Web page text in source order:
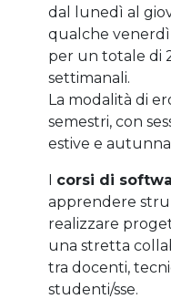
dal lunedì al
qualche
per un totale di
settimanali.
La modalità di
semestri, con
estive e
I corsi di
apprendere
realizzare
una stretta
tra docenti,
studenti/sse.